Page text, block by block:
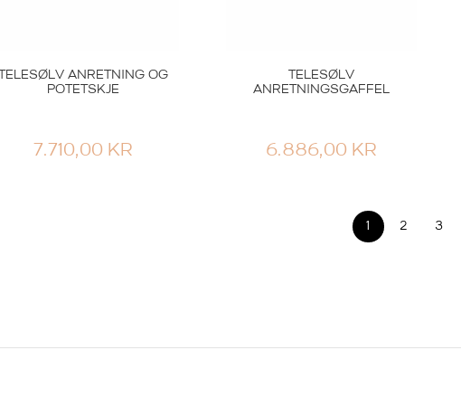
TELESØLV ANRETNING OG
POTETSKJE
7.710,00 KR
TELESØLV
ANRETNINGSGAFFEL
6.886,00 KR
1 2 3